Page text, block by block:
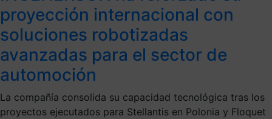
proyección internacional con
soluciones robotizadas
avanzadas para el sector de
automoción
La compañía consolida su capacidad tecnológica tras los
proyectos ejecutados para Stellantis en Polonia y Floquet